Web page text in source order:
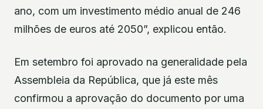
ano, com um investimento médio anual de 246
milhões de euros até 2050”, explicou então.
Em setembro foi aprovado na generalidade pela
Assembleia da República, que já este mês
confirmou a aprovação do documento por uma